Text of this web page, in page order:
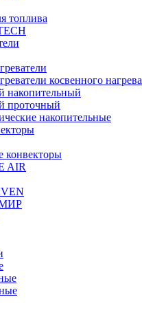
топлива
косвенного нагрева
накопительный
проточный
накопительные
конвекторы
AIR